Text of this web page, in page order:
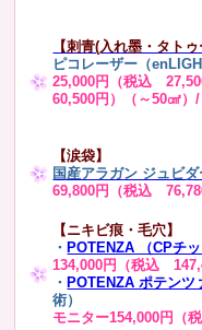
【刺青(入れ墨・タトゥ
ピコレーザー（
25,000円（税込
60,500円）（～50㎠）/
【涙袋】
国産アラガン ジュビ
69,800円（税込
【ニキビ痕・毛穴】
・ POTENZA （CPチ
134,000円（税込
・ POTENZA ポテンツ
術）
モニター154,000円（